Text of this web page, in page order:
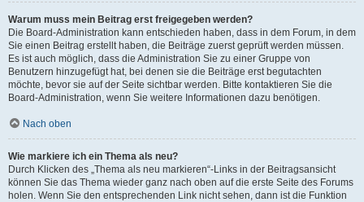
Warum muss mein Beitrag erst freigegeben werden?
Die Board-Administration kann entschieden haben, dass in dem Forum, in dem
Sie einen Beitrag erstellt haben, die Beiträge zuerst geprüft werden müssen.
Es ist auch möglich, dass die Administration Sie zu einer Gruppe von
Benutzern hinzugefügt hat, bei denen sie die Beiträge erst begutachten
möchte, bevor sie auf der Seite sichtbar werden. Bitte kontaktieren Sie die
Board-Administration, wenn Sie weitere Informationen dazu benötigen.
Nach oben
Wie markiere ich ein Thema als neu?
Durch Klicken des „Thema als neu markieren“-Links in der Beitragsansicht
können Sie das Thema wieder ganz nach oben auf die erste Seite des Forums
holen. Wenn Sie den entsprechenden Link nicht sehen, dann ist die Funktion